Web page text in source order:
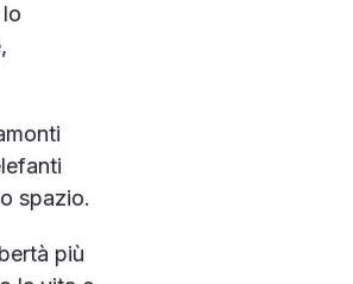
spazio.
più